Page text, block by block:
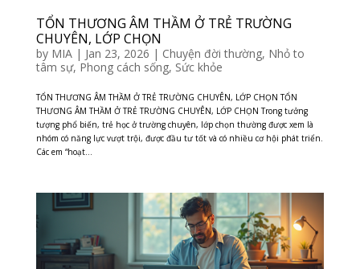
TỔN THƯƠNG ÂM THẦM Ở TRẺ TRƯỜNG
CHUYÊN, LỚP CHỌN
by MIA| Jan 23, 2026 | Chuyện đời thường, Nhỏ to
tâm sự, Phong cách sống, Sức khỏe
TỔN THƯƠNG ÂM THẦM Ở TRẺ TRƯỜNG CHUYÊN, LỚP CHỌN TỔN
THƯƠNG ÂM THẦM Ở TRẺ TRƯỜNG CHUYÊN, LỚP CHỌN Trong tưởng
tượng phổ biến, trẻ học ở trường chuyên, lớp chọn thường được xem là
nhóm có năng lực vượt trội, được đầu tư tốt và có nhiều cơ hội phát triển.
Các em “hoạt...